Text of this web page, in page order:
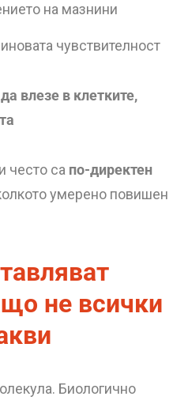
на мазнини
чувствителност
влезе в клетките,
често са по-директен
умерено повишен
не всички
Биологично